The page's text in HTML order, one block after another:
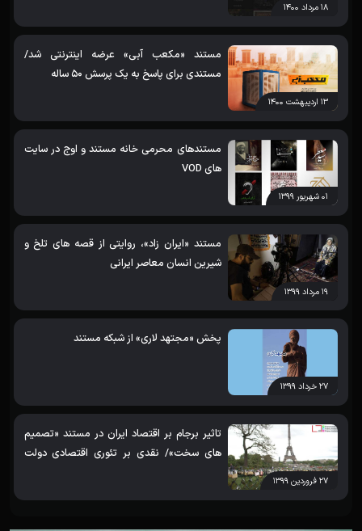
۱۸ مرداد ۱۴۰۰
۱۳ اردیبهشت ۱۴۰۰
مستند «مکعب آبی» عرضه اینترنتی شد/
مستندی برای پاسخ به یک پرسش 50 ساله
۰۱ شهریور ۱۳۹۹
مستندهای محرمی خانه مستند و اوج در سایت
های VOD
۱۹ مرداد ۱۳۹۹
مستند «ایران زاد»، روایتی از قصه های تلخ و
شیرین انسان معاصر ایرانی
۲۷ خرداد ۱۳۹۹
پخش «مجتهد لاری» از شبکه مستند
۲۷ فروردین ۱۳۹۹
تاثیر برجام بر اقتصاد ایران در مستند «تصمیم‌
های سخت»/ نقدی بر تئوری اقتصادی دولت‌